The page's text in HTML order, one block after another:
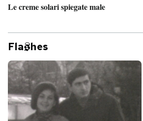
Le creme solari spiegate male
Fla hes